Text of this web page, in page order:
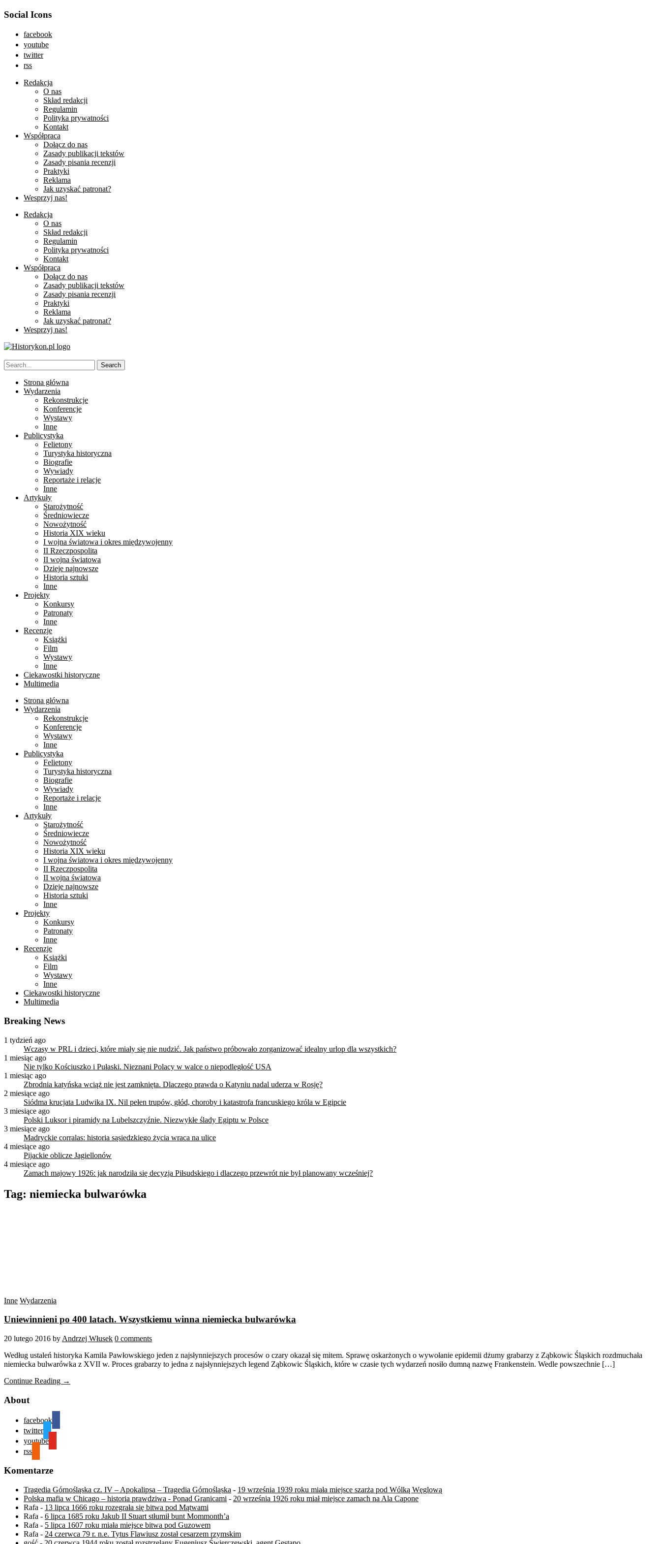
Social Icons
facebook
youtube
twitter
rss
Redakcja
O nas
Skład redakcji
Regulamin
Polityka prywatności
Kontakt
Współpraca
Dołącz do nas
Zasady publikacji tekstów
Zasady pisania recenzji
Praktyki
Reklama
Jak uzyskać patronat?
Wesprzyj nas!
Redakcja
O nas
Skład redakcji
Regulamin
Polityka prywatności
Kontakt
Współpraca
Dołącz do nas
Zasady publikacji tekstów
Zasady pisania recenzji
Praktyki
Reklama
Jak uzyskać patronat?
Wesprzyj nas!
Strona główna
Wydarzenia
Rekonstrukcje
Konferencje
Wystawy
Inne
Publicystyka
Felietony
Turystyka historyczna
Biografie
Wywiady
Reportaże i relacje
Inne
Artykuły
Starożytność
Średniowiecze
Nowożytność
Historia XIX wieku
I wojna światowa i okres międzywojenny
II Rzeczpospolita
II wojna światowa
Dzieje najnowsze
Historia sztuki
Inne
Projekty
Konkursy
Patronaty
Inne
Recenzje
Książki
Film
Wystawy
Inne
Ciekawostki historyczne
Multimedia
Strona główna
Wydarzenia
Rekonstrukcje
Konferencje
Wystawy
Inne
Publicystyka
Felietony
Turystyka historyczna
Biografie
Wywiady
Reportaże i relacje
Inne
Artykuły
Starożytność
Średniowiecze
Nowożytność
Historia XIX wieku
I wojna światowa i okres międzywojenny
II Rzeczpospolita
II wojna światowa
Dzieje najnowsze
Historia sztuki
Inne
Projekty
Konkursy
Patronaty
Inne
Recenzje
Książki
Film
Wystawy
Inne
Ciekawostki historyczne
Multimedia
Breaking News
1 tydzień ago
Wczasy w PRL i dzieci, które miały się nie nudzić. Jak państwo próbowało zorganizować idealny urlop dla wszystkich?
1 miesiąc ago
Nie tylko Kościuszko i Pułaski. Nieznani Polacy w walce o niepodległość USA
1 miesiąc ago
Zbrodnia katyńska wciąż nie jest zamknięta. Dlaczego prawda o Katyniu nadal uderza w Rosję?
2 miesiące ago
Siódma krucjata Ludwika IX. Nil pełen trupów, głód, choroby i katastrofa francuskiego króla w Egipcie
3 miesiące ago
Polski Luksor i piramidy na Lubelszczyźnie. Niezwykłe ślady Egiptu w Polsce
3 miesiące ago
Madryckie corralas: historia sąsiedzkiego życia wraca na ulice
4 miesiące ago
Pijackie oblicze Jagiellonów
4 miesiące ago
Zamach majowy 1926: jak narodziła się decyzja Piłsudskiego i dlaczego przewrót nie był planowany wcześniej?
Tag: niemiecka bulwarówka
Inne Wydarzenia
Uniewinnieni po 400 latach. Wszystkiemu winna niemiecka bulwarówka
20 lutego 2016 by Andrzej Włusek 0 comments
Według ustaleń historyka Kamila Pawłowskiego jeden z najsłynniejszych procesów o czary okazał się mitem. Sprawę oskarżonych o wywołanie epidemii dżumy grabarzy z Ząbkowic Śląskich rozdmuchała
niemiecka bulwarówka z XVII w. Proces grabarzy to jedna z najsłynniejszych legend Ząbkowic Śląskich, które w czasie tych wydarzeń nosiło dumną nazwę Frankenstein. Wedle powszechnie […]
Continue Reading →
About
facebook
twitter
youtube
rss
Komentarze
Tragedia Górnośląska cz. IV – Apokalipsa – Tragedia Górnośląska - 19 września 1939 roku miała miejsce szarża pod Wólką Węglową
Polska mafia w Chicago – historia prawdziwa - Ponad Granicami - 20 września 1926 roku miał miejsce zamach na Ala Capone
Rafa - 13 lipca 1666 roku rozegrała się bitwa pod Mątwami
Rafa - 6 lipca 1685 roku Jakub II Stuart stłumił bunt Mommonth’a
Rafa - 5 lipca 1607 roku miała miejsce bitwa pod Guzowem
Rafa - 24 czerwca 79 r. n.e. Tytus Flawiusz został cesarzem rzymskim